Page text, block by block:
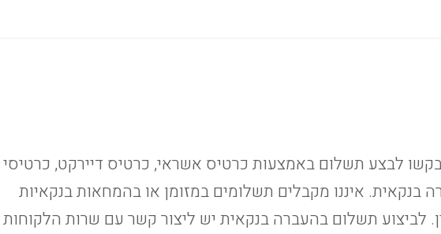
לבצע תשלום באמצעות כרטיס אשראי, כרטיס דיירקט, כרטיסי
בנקאית. איננו מקבלים תשלומים במזומן או בהמחאות בנקאיות
לביצוע תשלום בהעברה בנקאית יש ליצור קשר עם שרות הלקוחות